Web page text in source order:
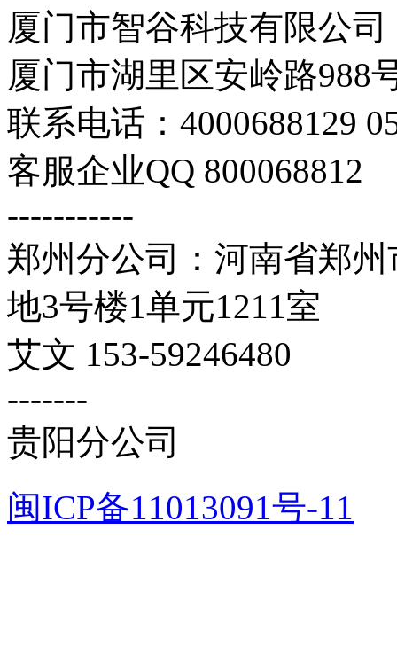
厦门市智谷科技有限公司
厦门市湖里区安岭路988
联系电话：4000688129
客服企业QQ 800068812
-----------
郑州分公司：河南省郑
地3号楼1单元1211室
艾文 153-59246480
-------
贵阳分公司
闽ICP备11013091号-11